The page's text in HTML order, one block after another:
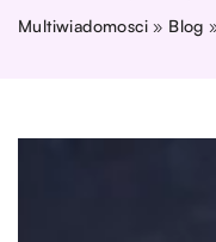
Multiwiadomosci » Blog